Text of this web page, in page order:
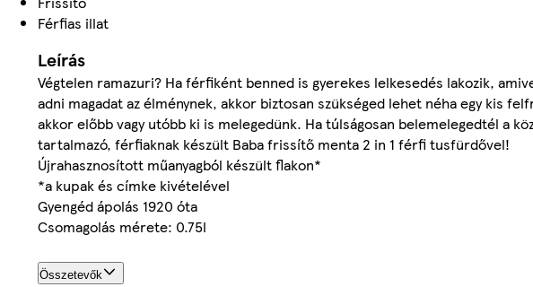
Férfias illat
Leírás
Végtelen ramazuri? Ha férfiként benned is gyerekes lelkesedés lakozik,
adni magadat az élménynek, akkor biztosan szükséged lehet néha egy kis
akkor előbb vagy utóbb ki is melegedünk. Ha túlságosan belemelegedtél a
tartalmazó, férfiaknak készült Baba frissítő menta 2 in 1 férfi tusfürdővel!
Újrahasznosított műanyagból készült flakon*
*a kupak és címke kivételével
Gyengéd ápolás 1920 óta
Csomagolás mérete: 0.75l
Összetevők